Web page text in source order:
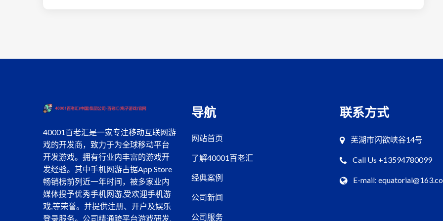
40001百老汇是一家专注移动互联网游
戏的开发商，致力于为全球移动平台
开发游戏。拥有行业内丰富的游戏开
发经验。其中手机网游占据App Store
畅销榜前列近一年时间，被多家业内
媒体授予优秀手机网游,受欢迎手机游
戏,等荣誉。并提供注册、开户及娱乐
登录服务。公司精通跨平台游戏研发,
导航
网站首页
了解40001百老汇
经典案例
公司新闻
公司服务
联系方式
芜湖市闪欲峡谷14号
Call Us +13594780099
E-mail: